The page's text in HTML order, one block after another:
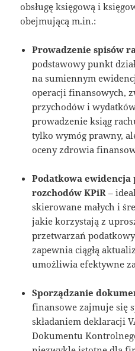
obsługę księgową i
obejmującą m.in.:
Prowadzenie spisów
podstawowy punkt
na sumiennym
operacji finansowych,
przychodów i
prowadzenie ksiąg
tylko wymóg prawny,
oceny zdrowia
Podatkowa ewidencja
rozchodów KPiR –
skierowane małych i
jakie korzystają z
przetwarzań
zapewnia ciągłą
umożliwia efektywne
Sporządzanie
finansowe zajmuje się
składaniem deklaracji
Dokumentu